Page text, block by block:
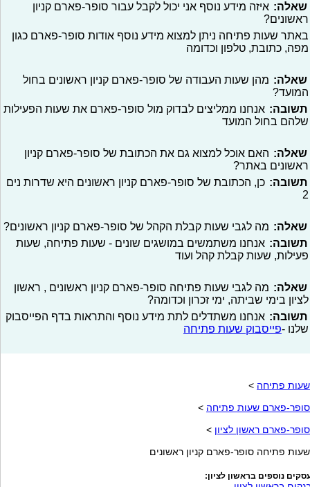
שאלה: איזה מידע נוסף אני יכול לקבל עבור סופר-פארם קניון
ראשונים?
באתר שעות פתיחה ניתן למצוא מידע נוסף אודות סופר-פארם כגון
מפה, כתובת, טלפון וכדומה
שאלה: מהן שעות העבודה של סופר-פארם קניון ראשונים בחול
המועד?
תשובה: אנחנו ממליצים לבדוק מול סופר-פארם את שעות הפעילות
שלהם בחול המועד
שאלה: האם אוכל למצוא גם את הכתובת של סופר-פארם קניון
ראשונים באתר?
תשובה: כן, הכתובת של סופר-פארם קניון ראשונים היא שדרות נים
2
שאלה: מה לגבי שעות קבלת הקהל של סופר-פארם קניון ראשונים?
תשובה: אנחנו משתמשים במושגים שונים - שעות פתיחה, שעות
פעילות, שעות קבלת קהל ועוד
שאלה: מה לגבי שעות פתיחה סופר-פארם קניון ראשונים , ראשון
לציון בימי שביתה, ימי זכרון וכדומה?
תשובה: אנחנו משתדלים לתת מידע נוסף והתראות בדף הפייסבוק
שלנו -פייסבוק שעות פתיחה
שעות פתיחה >
סופר-פארם שעות פתיחה >
סופר-פארם ראשון לציון >
שעות פתיחה סופר-פארם קניון ראשונים
נוספים בראשון לציון: